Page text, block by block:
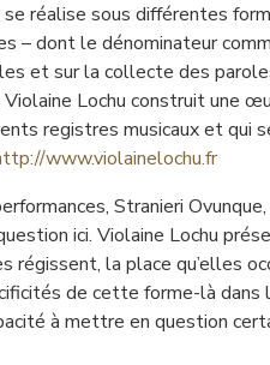
réalise sous différentes
– dont le dénominateur
et sur la collecte des
Violaine Lochu construit une
registres musicaux et qui
www.violainelochu.fr
Stranieri
ici. Violaine Lochu
régissent, la place qu’elles
de cette forme-là dans
à mettre en question